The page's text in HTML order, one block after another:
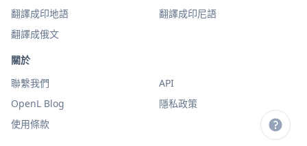
翻譯成印地語
翻譯成印尼語
翻譯成俄文
關於
聯繫我們
API
OpenL Blog
隱私政策
使用條款